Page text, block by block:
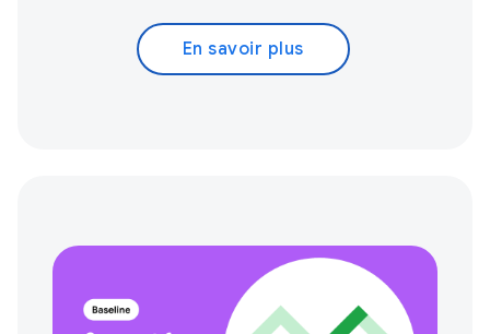
En savoir plus